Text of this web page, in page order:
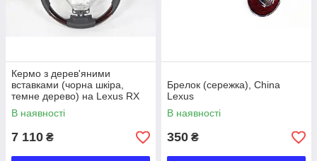
Кермо з дерев'яними
вставками (чорна шкіра,
темне дерево) на Lexus RX
2015+
В наявності
7 110 ₴
Брелок (сережка), China
Lexus
В наявності
350 ₴